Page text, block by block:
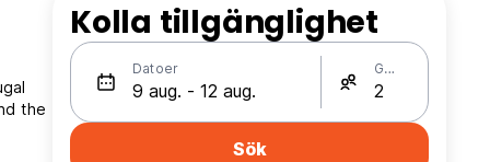
the
Kolla tillgänglighet
Datoer Gäster
Sök